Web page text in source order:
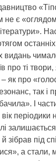
не є
видань
про ті
як про
так і
І
періодики
зібрав під
а стали,